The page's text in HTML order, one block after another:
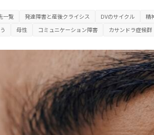
一覧 発達障害と産後クライシス DVのサイクル
精
母性 コミュニケーション障害 カサンドラ症候群